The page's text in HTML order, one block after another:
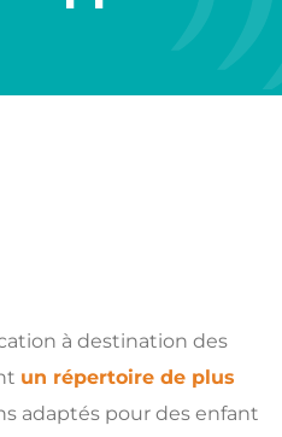
à destination des
un répertoire de plus
adaptés pour des enfant